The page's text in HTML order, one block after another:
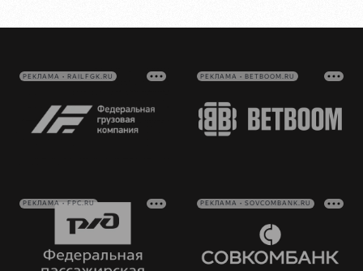
РЕКЛАМА • RAILFGK.RU РЕКЛАМА • BETBOOM.RU
РЕКЛАМА • FPC.RU РЕКЛАМА • SOVCOMBANK.RU